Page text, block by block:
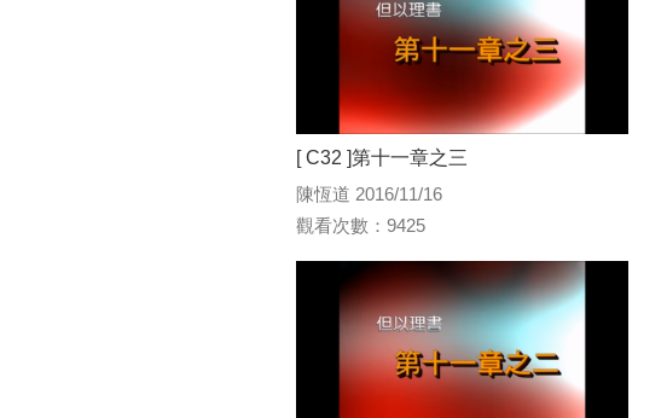
[ C32 ]第十一章之三
陳恆道 2016/11/16
觀看次數：9425